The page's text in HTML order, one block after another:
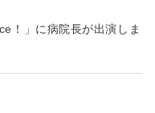
！」に病院長が出演しま